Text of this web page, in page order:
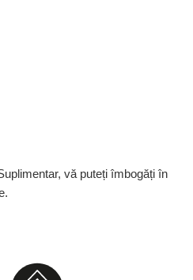
vă puteți îmbogăți în